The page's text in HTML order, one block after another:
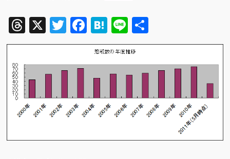
Threads
X TwitterFacebook
Hatena
Line
有